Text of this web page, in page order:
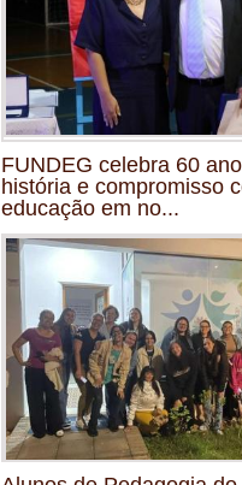
FUNDEG celebra 60
história e compromisso
educação em no...